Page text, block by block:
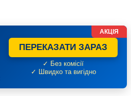
ПЕРЕКАЗАТИ ЗАРАЗ
✓ Без комісії
✓ Швидко та вигідно
АКЦІЯ